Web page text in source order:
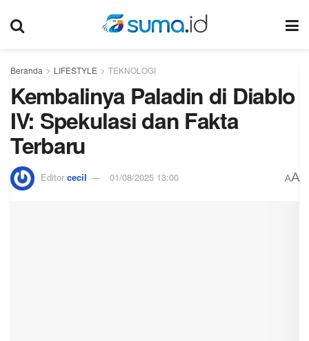
Beranda LIFESTYLE TEKNOLOGI
Kembalinya Paladin di Diablo
IV: Spekulasi dan Fakta
Terbaru
Editor cecil 01/08/2025 13:00 AA